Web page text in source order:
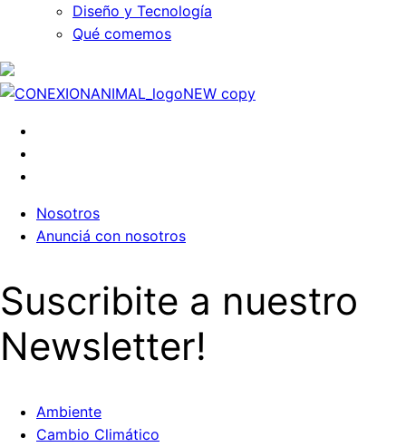
Diseño y Tecnología
Qué comemos
Nosotros
Anunciá con nosotros
Suscribite a nuestro
Newsletter!
Ambiente
Cambio Climático